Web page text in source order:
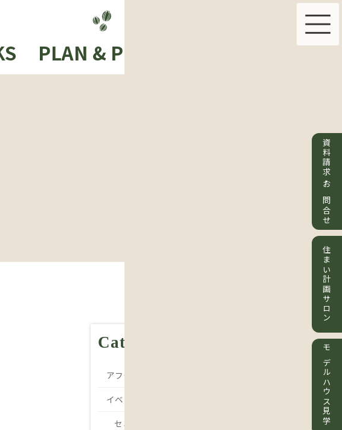
PLAN & PRICE
Category
アフターメンテナンス
イベント
セミナー
資料請求・お問合せ
住まい計画サロン
モデルハウス見学